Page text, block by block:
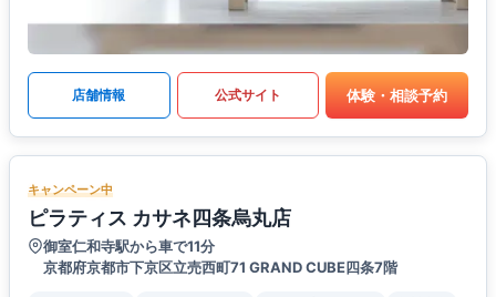
店舗情報 公式サイト 体験・相談予約
キャンペーン中
ピラティス カサネ四条烏丸店
御室仁和寺駅から車で11分
京都府京都市下京区立売西町71 GRAND CUBE四条7階